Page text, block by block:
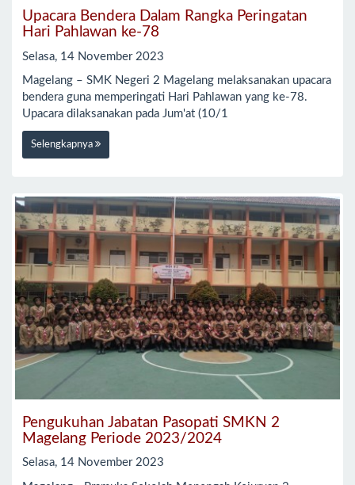
Upacara Bendera Dalam Rangka Peringatan
Hari Pahlawan ke-78
Selasa, 14 November 2023
Magelang – SMK Negeri 2 Magelang melaksanakan upacara
bendera guna memperingati Hari Pahlawan yang ke-78.
Upacara dilaksanakan pada Jum'at (10/1
Selengkapnya
Pengukuhan Jabatan Pasopati SMKN 2
Magelang Periode 2023/2024
Selasa, 14 November 2023